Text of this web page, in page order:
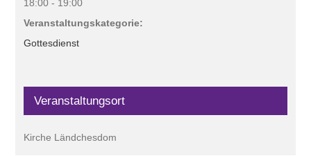
18:00 - 19:00
Veranstaltungskategorie:
Gottesdienst
Veranstaltungsort
Kirche Ländchesdom